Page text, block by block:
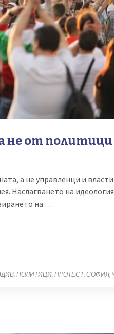
не от политици
а не управленци и
Наслагването на
на …
ПОЛИТИЦИ ПРОТЕСТ СОФИЯ